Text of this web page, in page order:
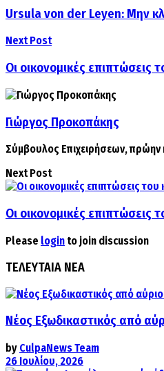
Ursula von der Leyen: Mην
Next Post
Οι οικονομικές επιπτώσεις
Γιώργος Προκοπάκης
Σύμβουλος Επιχειρήσεων, πρώην
Next Post
Οι οικονομικές επιπτώσεις
Please login to join discussion
ΤΕΛΕΥΤΑΙΑ ΝΕΑ
Νέος Εξωδικαστικός από
by CulpaNews Team
26 Ιουλίου, 2026